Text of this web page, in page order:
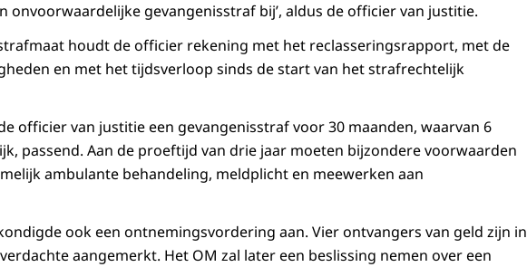
onvoorwaardelijke gevangenisstraf bij’, aldus de officier van justitie.
houdt de officier rekening met het reclasseringsrapport, met de
en met het tijdsverloop sinds de start van het strafrechtelijk
officier van justitie een gevangenisstraf voor 30 maanden, waarvan 6
passend. Aan de proeftijd van drie jaar moeten bijzondere voorwaarden
ambulante behandeling, meldplicht en meewerken aan
ook een ontnemingsvordering aan. Vier ontvangers van geld zijn in
aangemerkt. Het OM zal later een beslissing nemen over een